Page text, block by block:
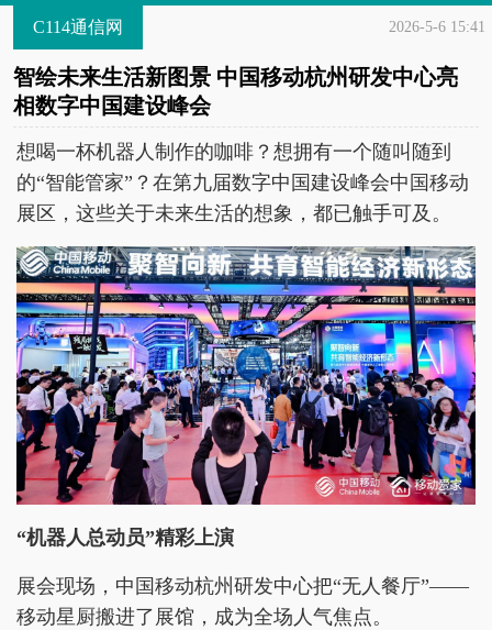
C114通信网 2026-5-6 15:41
智绘未来生活新图景 中国移动杭州研发中心亮
相数字中国建设峰会
想喝一杯机器人制作的咖啡？想拥有一个随叫随到
的“智能管家”？在第九届数字中国建设峰会中国移动
展区，这些关于未来生活的想象，都已触手可及。
“机器人总动员”精彩上演
展会现场，中国移动杭州研发中心把“无人餐厅”——
移动星厨搬进了展馆，成为全场人气焦点。